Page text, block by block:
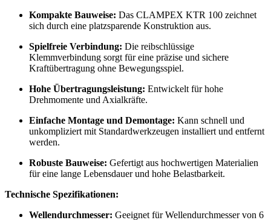
Kompakte Bauweise: Das CLAMPEX KTR 100 zeichnet
sich durch eine platzsparende Konstruktion aus.
Spielfreie Verbindung: Die reibschlüssige
Klemmverbindung sorgt für eine präzise und sichere
Kraftübertragung ohne Bewegungsspiel.
Hohe Übertragungsleistung: Entwickelt für hohe
Drehmomente und Axialkräfte.
Einfache Montage und Demontage: Kann schnell und
unkompliziert mit Standardwerkzeugen installiert und entfernt
werden.
Robuste Bauweise: Gefertigt aus hochwertigen Materialien
für eine lange Lebensdauer und hohe Belastbarkeit.
Technische Spezifikationen:
Wellendurchmesser: Geeignet für Wellendurchmesser von 6